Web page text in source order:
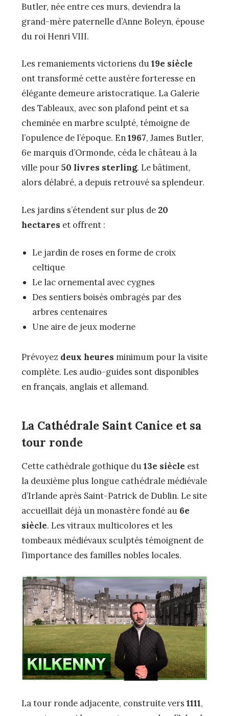
Butler, née entre ces murs, deviendra la
grand-mère paternelle d’Anne Boleyn, épouse
du roi Henri VIII.
Les remaniements victoriens du19e siècle
ont transformé cette austère forteresse en
élégante demeure aristocratique. La Galerie
des Tableaux, avec son plafond peint et sa
cheminée en marbre sculpté, témoigne de
l’opulence de l’époque. En1967, James Butler,
6e marquis d’Ormonde, céda le château à la
ville pour50 livres sterling. Le bâtiment,
alors délabré, a depuis retrouvé sa splendeur.
Les jardins s’étendent sur plus de 20
hectares et offrent :
Le jardin de roses en forme de croix
celtique
Le lac ornemental avec cygnes
Des sentiers boisés ombragés par des
arbres centenaires
Une aire de jeux moderne
Prévoyez deux heures minimum pour la visite
complète. Les audio-guides sont disponibles
en français, anglais et allemand.
La Cathédrale Saint Canice et sa
tour ronde
Cette cathédrale gothique du13e siècle est
la deuxième plus longue cathédrale médiévale
d’Irlande après Saint-Patrick de Dublin. Le site
accueillait déjà un monastère fondé au 6e
siècle. Les vitraux multicolores et les
tombeaux médiévaux sculptés témoignent de
l’importance des familles nobles locales.
La tour ronde adjacente, construite vers 1111,